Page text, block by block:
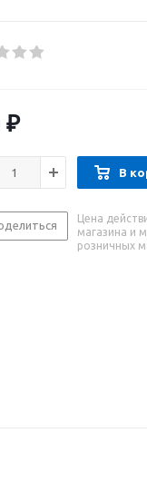
₽
В
Цена
магазина и
розничных